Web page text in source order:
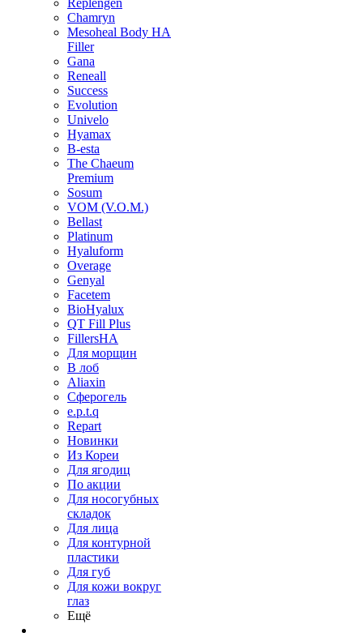
Replengen
Chamryn
Mesoheal Body HA
Filler
Gana
Reneall
Success
Evolution
Univelo
Hyamax
B-esta
The Chaeum
Premium
Sosum
VOM (V.O.M.)
Bellast
Platinum
Hyaluform
Overage
Genyal
Facetem
BioHyalux
QT Fill Plus
FillersHA
Для морщин
В лоб
Aliaxin
Сферогель
e.p.t.q
Repart
Новинки
Из Кореи
Для ягодиц
По акции
Для носогубных
складок
Для лица
Для контурной
пластики
Для губ
Для кожи вокруг
глаз
Ещё